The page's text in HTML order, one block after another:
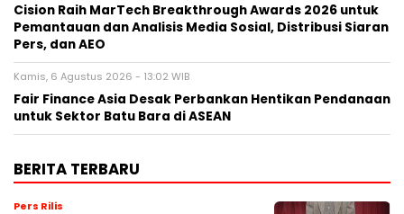
Cision Raih MarTech Breakthrough Awards 2026 untuk
Pemantauan dan Analisis Media Sosial, Distribusi Siaran
Pers, dan AEO
Kamis, 6 Agustus 2026 - 13:02 WIB
Fair Finance Asia Desak Perbankan Hentikan Pendanaan
untuk Sektor Batu Bara di ASEAN
BERITA TERBARU
Pers Rilis